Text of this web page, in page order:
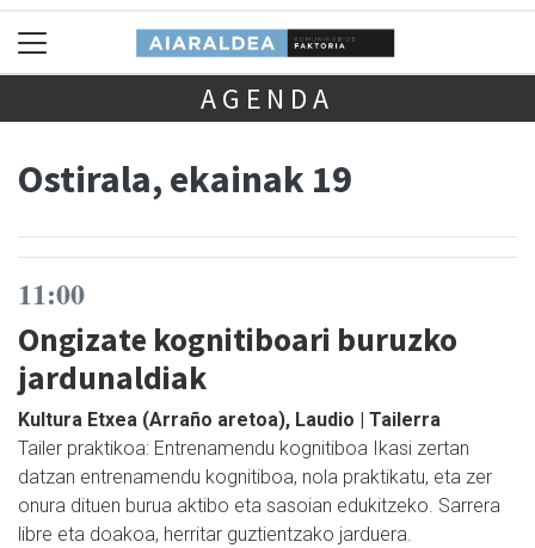
AGENDA
Ostirala, ekainak 19
11:00
Ongizate kognitiboari buruzko
jardunaldiak
Kultura Etxea (Arraño aretoa), Laudio | Tailerra
Tailer praktikoa: Entrenamendu kognitiboa Ikasi zertan
datzan entrenamendu kognitiboa, nola praktikatu, eta zer
onura dituen burua aktibo eta sasoian edukitzeko. Sarrera
libre eta doakoa, herritar guztientzako jarduera.